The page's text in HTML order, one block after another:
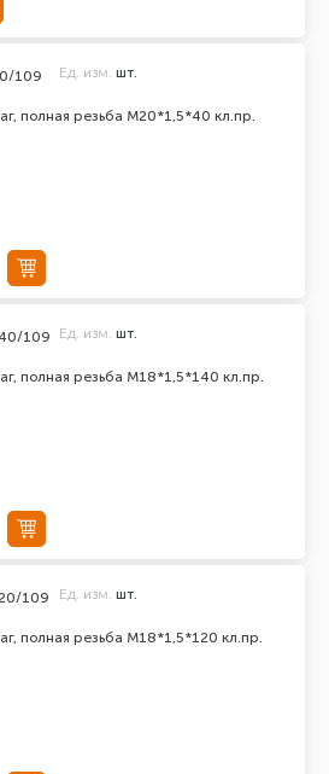
полная резьба M20*1,5*40 кл.пр.
109 Ед. изм. шт.
полная резьба M18*1,5*140 кл.пр.
109 Ед. изм. шт.
полная резьба M18*1,5*120 кл.пр.
109 Ед. изм. шт.